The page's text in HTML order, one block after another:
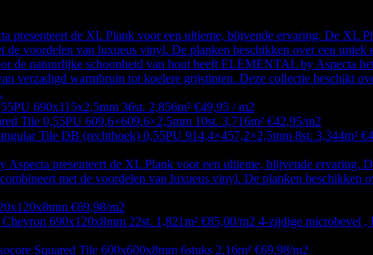
presenteert de XL Plank voor een ultieme, blijvende ervaring. De XL
de voordelen van luxueus vinyl. De planken beschikken over een uniek
de natuurlijke schoonheid van hout heeft ELEMENTAL by Aspecta
verzadigd warmbruin tot koelere grijstinten. Deze collectie beschikt
690x115x2,5mm 36st. 2,856m² €49,95 / m2
Tile 0,55PU 609,6×609,6×2,5mm 10st. 3,716m² €42,95/m2
Tile DB (rechthoek) 0,55PU 914,4×457,2×2,5mm 8st. 3,344m²
presenteert de XL Plank voor een ultieme, blijvende ervaring.
met de voordelen van luxueus vinyl. De planken beschikken
€69,98/m2
690x120x8mm 22st. 1,821m² €85,00/m2 4-zijdige
Squared Tile 600x600x8mm 6stuks 2,16m² €69,98/m2